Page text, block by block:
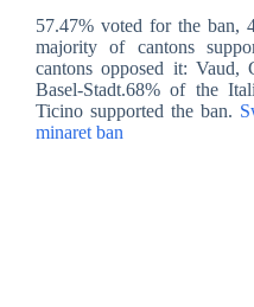
57.47% voted for the ban,
majority of cantons
cantons opposed it: Vaud,
Basel-Stadt.68% of the
Ticino supported the ban.
minaret ban